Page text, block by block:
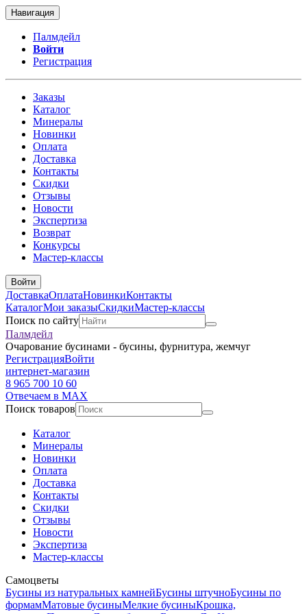
Навигация
Палмдейл
Войти
Регистрация
Заказы
Каталог
Минералы
Новинки
Оплата
Доставка
Контакты
Скидки
Отзывы
Новости
Экспертиза
Возврат
Конкурсы
Мастер-классы
Войти
ДоставкаОплатаНовинкиКонтакты
КаталогМои заказыСкидкиМастер-классы
Поиск по сайту
Палмдейл
Очарование бусинами - бусины, фурнитура, жемчуг
РегистрацияВойти
интернет-магазин
8 965 700 10 60
Отвечаем в MAX
Поиск товаров
Каталог
Минералы
Новинки
Оплата
Доставка
Контакты
Скидки
Отзывы
Новости
Экспертиза
Мастер-классы
Самоцветы
Бусины из натуральных камнейБусины штучноБусины по
формамМатовые бусиныМелкие бусиныКрошка,